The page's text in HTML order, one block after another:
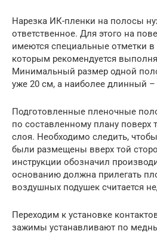
Нарезка ИК-пленки на полосы
ответственное. Для этого на
имеются специальные отметки в
которым рекомендуется
Минимальный размер одной
уже 20 см, а наиболее длинный
Подготовленные пленочные
по составленному плану поверх
слоя. Необходимо следить,
были размещены вверх той
инструкции обозначил
основанию должна прилегать
воздушных подушек считается
Переходим к установке
зажимы устанавливают по